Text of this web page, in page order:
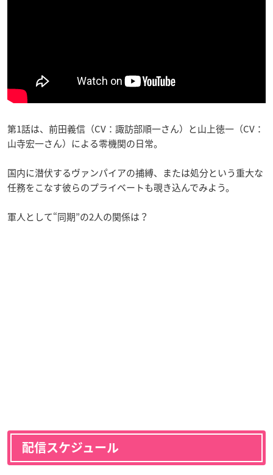
第1話は、前田義信（CV：諏訪部順一さん）と山上徳一（CV：
山寺宏一さん）による零機関の日常。
国内に潜伏するヴァンパイアの捕縛、または処分という重大な
任務をこなす彼らのプライベートも覗き込んでみよう。
軍人として“同期”の2人の関係は？
配信スケジュール